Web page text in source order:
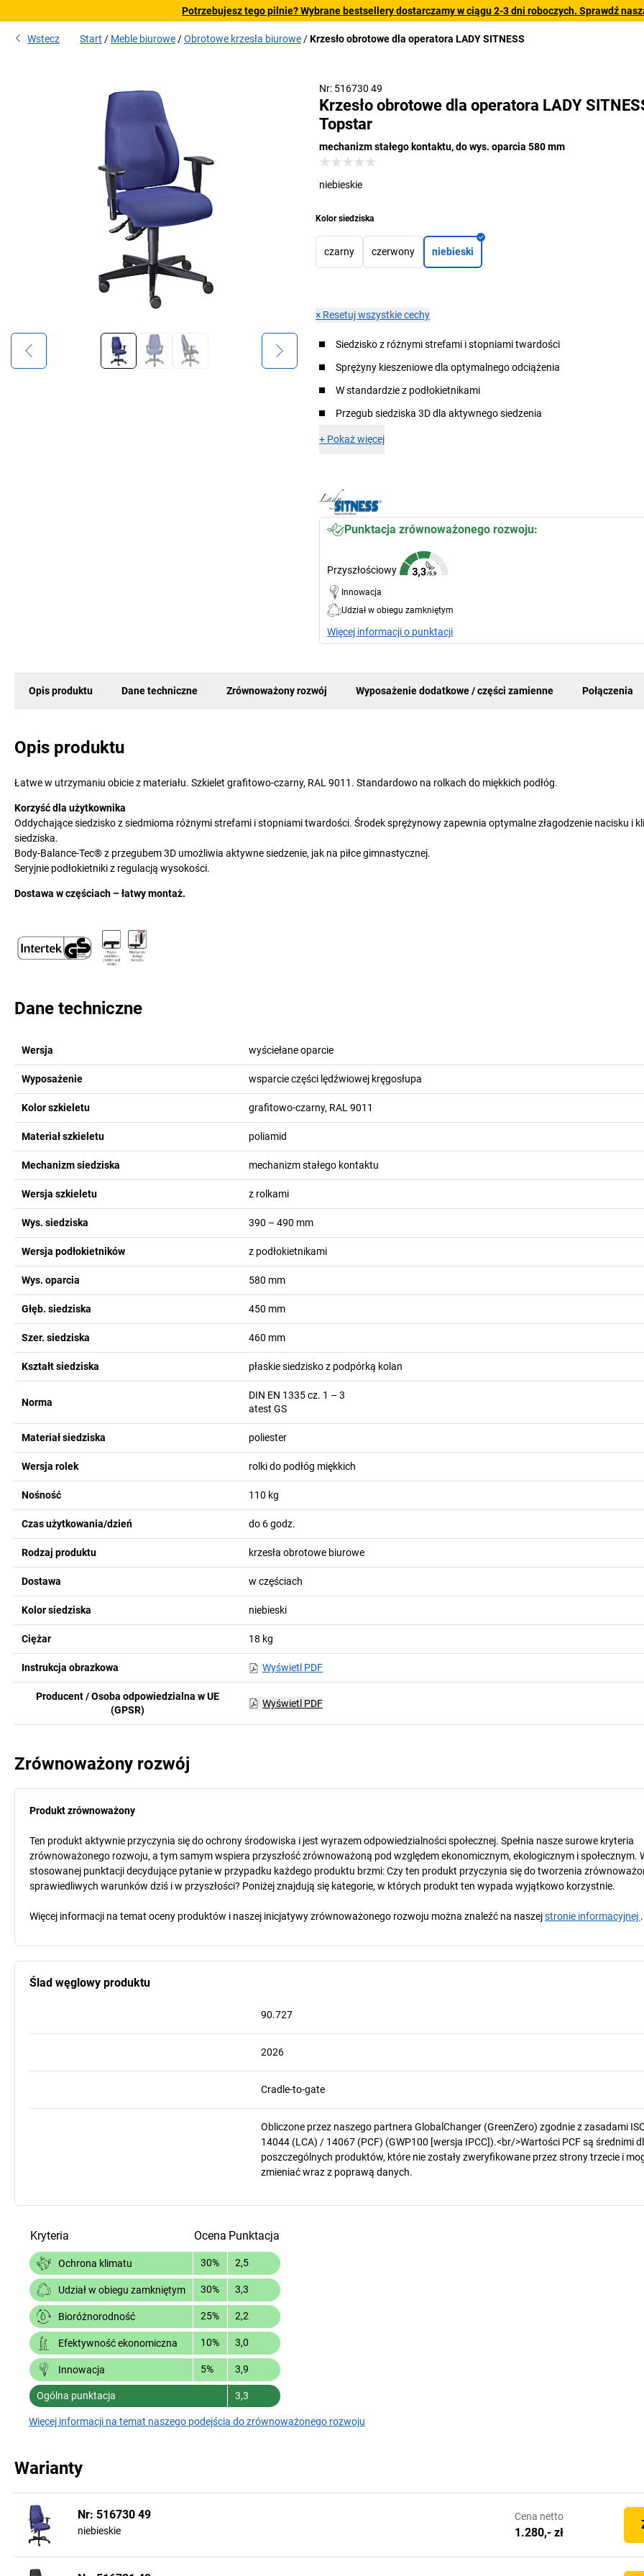
Potrzebujesz tego pilnie? Wybrane bestsellery dostarczamy w ciągu 2-3 dni roboczych. Sprawdź
Wstecz Start Meble biurowe Obrotowe krzesła biurowe Krzesło obrotowe dla operatora LADY SITNESS
Nr: 516730 49
Krzesło obrotowe dla operatora LADY
Topstar
mechanizm stałego kontaktu, do wys. oparcia 580 mm
niebieskie
Kolor siedziska
czarny czerwony niebieski
× Resetuj wszystkie cechy
Siedzisko z różnymi strefami i stopniami twardości
Sprężyny kieszeniowe dla optymalnego odciążenia
W standardzie z podłokietnikami
Przegub siedziska 3D dla aktywnego siedzenia
+ Pokaż więcej
Punktacja zrównoważonego rozwoju:
Przyszłościowy
Innowacja
Udział w obiegu zamkniętym
Więcej informacji o punktacji
Opis produktu Dane techniczne Zrównoważony rozwój Wyposażenie dodatkowe / części zamienne Połączenia
Opis produktu
Łatwe w utrzymaniu obicie z materiału. Szkielet grafitowo-czarny, RAL 9011. Standardowo na rolkach do miękkich podłóg.
Korzyść dla użytkownika
Oddychające siedzisko z siedmioma różnymi strefami i stopniami twardości. Środek sprężynowy zapewnia optymalne złagodzenie nacisku i
siedziska.
Body-Balance-Tec® z przegubem 3D umożliwia aktywne siedzenie, jak na piłce gimnastycznej.
Seryjnie podłokietniki z regulacją wysokości.
Dostawa w częściach – łatwy montaż.
Dane techniczne
Wersja wyściełane oparcie
Wyposażenie wsparcie części lędźwiowej kręgosłupa
Kolor szkieletu grafitowo-czarny, RAL 9011
Materiał szkieletu poliamid
Mechanizm siedziska mechanizm stałego kontaktu
Wersja szkieletu z rolkami
Wys. siedziska 390 – 490 mm
Wersja podłokietników z podłokietnikami
Wys. oparcia 580 mm
Głęb. siedziska 450 mm
Szer. siedziska 460 mm
Kształt siedziska płaskie siedzisko z podpórką kolan
Norma
DIN EN 1335 cz. 1 – 3
atest GS
Materiał siedziska poliester
Wersja rolek rolki do podłóg miękkich
Nośność 110 kg
Czas użytkowania/dzień do 6 godz.
Rodzaj produktu krzesła obrotowe biurowe
Dostawa w częściach
Kolor siedziska niebieski
Ciężar 18 kg
Instrukcja obrazkowa Wyświetl PDF
Producent / Osoba odpowiedzialna w UE
(GPSR)
Wyświetl PDF
Zrównoważony rozwój
Produkt zrównoważony
Ten produkt aktywnie przyczynia się do ochrony środowiska i jest wyrazem odpowiedzialności społecznej. Spełnia nasze surowe kryteria
zrównoważonego rozwoju, a tym samym wspiera przyszłość zrównoważoną pod względem ekonomicznym, ekologicznym i społecznym.
stosowanej punktacji decydujące pytanie w przypadku każdego produktu brzmi: Czy ten produkt przyczynia się do tworzenia
sprawiedliwych warunków dziś i w przyszłości? Poniżej znajdują się kategorie, w których produkt ten wypada wyjątkowo korzystnie.
Więcej informacji na temat oceny produktów i naszej inicjatywy zrównoważonego rozwoju można znaleźć na naszejstronie informacyjnej .
Ślad węglowy produktu
90.727
2026
Cradle-to-gate
Obliczone przez naszego partnera GlobalChanger (GreenZero) zgodnie z zasadami
14044 (LCA) / 14067 (PCF) (GWP100 [wersja IPCC]).<br/>Wartości PCF są średnimi
poszczególnych produktów, które nie zostały zweryfikowane przez strony trzecie i
zmieniać wraz z poprawą danych.
Kryteria Ocena Punktacja
Ochrona klimatu 30% 2,5
Udział w obiegu zamkniętym 30% 3,3
Bioróżnorodność 25% 2,2
Efektywność ekonomiczna 10% 3,0
Innowacja 5% 3,9
Ogólna punktacja 3,3
Więcej informacji na temat naszego podejścia do zrównoważonego rozwoju
Warianty
Nr: 516730 49
niebieskie
Cena netto
1.280,- zł